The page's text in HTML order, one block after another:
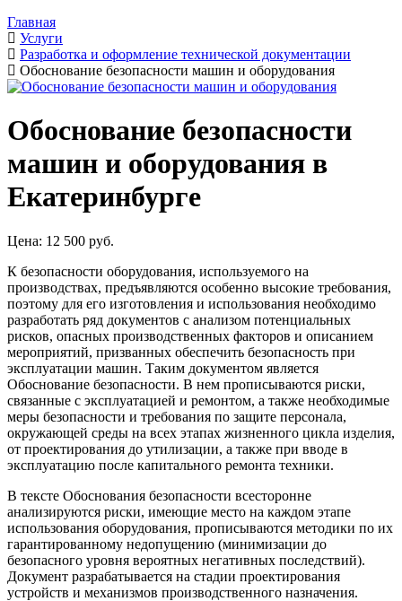
Главная
Услуги
Разработка и оформление технической документации
Обоснование безопасности машин и оборудования
Обоснование безопасности
машин и оборудования в
Екатеринбурге
Цена: 12 500 руб.
К безопасности оборудования, используемого на
производствах, предъявляются особенно высокие требования,
поэтому для его изготовления и использования необходимо
разработать ряд документов с анализом потенциальных
рисков, опасных производственных факторов и описанием
мероприятий, призванных обеспечить безопасность при
эксплуатации машин. Таким документом является
Обоснование безопасности. В нем прописываются риски,
связанные с эксплуатацией и ремонтом, а также необходимые
меры безопасности и требования по защите персонала,
окружающей среды на всех этапах жизненного цикла изделия,
от проектирования до утилизации, а также при вводе в
эксплуатацию после капитального ремонта техники.
В тексте Обоснования безопасности всесторонне
анализируются риски, имеющие место на каждом этапе
использования оборудования, прописываются методики по их
гарантированному недопущению (минимизации до
безопасного уровня вероятных негативных последствий).
Документ разрабатывается на стадии проектирования
устройств и механизмов производственного назначения.